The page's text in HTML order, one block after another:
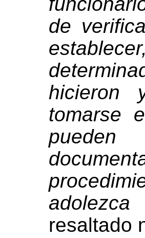
de
hicieron
tomarse
resaltado